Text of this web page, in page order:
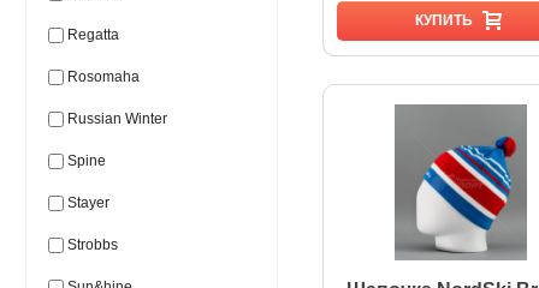
Regatta
Rosomaha
Russian Winter
Spine
Stayer
Strobbs
КУПИТЬ